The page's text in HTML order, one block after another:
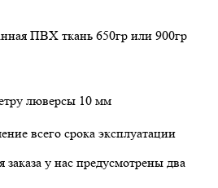
ПВХ ткань 650гр или 900гр
люверсы 10 мм
всего срока эксплуатации
у нас предусмотрены два